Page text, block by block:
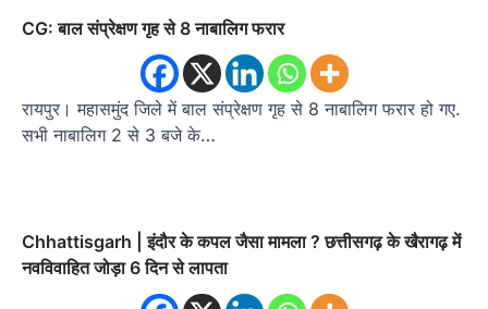
CG: बाल संप्रेक्षण गृह से 8 नाबालिग फरार
रायपुर। महासमुंद जिले में बाल संप्रेक्षण गृह से 8 नाबालिग फरार हो गए.
सभी नाबालिग 2 से 3 बजे के…
Chhattisgarh | इंदौर के कपल जैसा मामला ? छत्तीसगढ़ के खैरागढ़ में
नवविवाहित जोड़ा 6 दिन से लापता